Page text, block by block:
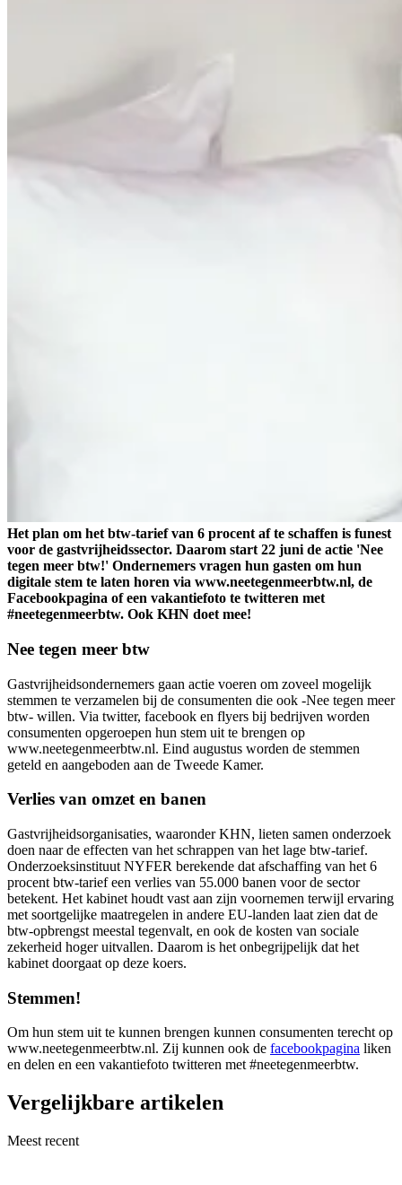
Het plan om het btw-tarief van 6 procent af te schaffen is funest
voor de gastvrijheidssector. Daarom start 22 juni de actie 'Nee
tegen meer btw!' Ondernemers vragen hun gasten om hun
digitale stem te laten horen via www.neetegenmeerbtw.nl, de
Facebookpagina of een vakantiefoto te twitteren met
#neetegenmeerbtw. Ook KHN doet mee!
Nee tegen meer btw
Gastvrijheidsondernemers gaan actie voeren om zoveel mogelijk
stemmen te verzamelen bij de consumenten die ook -Nee tegen meer
btw- willen. Via twitter, facebook en flyers bij bedrijven worden
consumenten opgeroepen hun stem uit te brengen op
www.neetegenmeerbtw.nl. Eind augustus worden de stemmen
geteld en aangeboden aan de Tweede Kamer.
Verlies van omzet en banen
Gastvrijheidsorganisaties, waaronder KHN, lieten samen onderzoek
doen naar de effecten van het schrappen van het lage btw-tarief.
Onderzoeksinstituut NYFER berekende dat afschaffing van het 6
procent btw-tarief een verlies van 55.000 banen voor de sector
betekent. Het kabinet houdt vast aan zijn voornemen terwijl ervaring
met soortgelijke maatregelen in andere EU-landen laat zien dat de
btw-opbrengst meestal tegenvalt, en ook de kosten van sociale
zekerheid hoger uitvallen. Daarom is het onbegrijpelijk dat het
kabinet doorgaat op deze koers.
Stemmen!
Om hun stem uit te kunnen brengen kunnen consumenten terecht op
www.neetegenmeerbtw.nl. Zij kunnen ook de facebookpagina liken
en delen en een vakantiefoto twitteren met #neetegenmeerbtw.
Vergelijkbare artikelen
Meest recent